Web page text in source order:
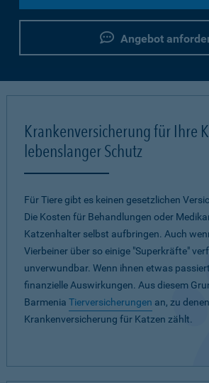
Angebot
Krankenversicherung für Ihre
lebenslanger Schutz
Für Tiere gibt es keinen gesetzlichen
Die Kosten für Behandlungen oder
Katzenhalter selbst aufbringen. Auch
Vierbeiner über so einige "Superkräfte"
unverwundbar. Wenn ihnen etwas
finanzielle Auswirkungen. Aus diesem
Barmenia Tierversicherungen an, zu
Krankenversicherung für Katzen zählt.